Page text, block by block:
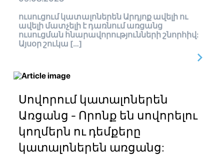
ուսուցում կատալոներեն Արդյոք ավելի ու
ավելի մատչելի է դառնում առցանց
ուսուցման հնարավորությունների շնորհիվ:
Այսօր շուկա […]
Սովորում կատալոներեն
Առցանց - Որոնք են սովորելու
կողմերն ու դեմքերը
կատալոներեն առցանց: